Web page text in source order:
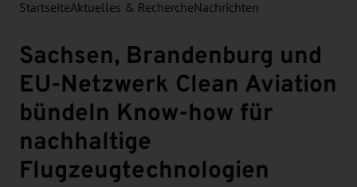
StartseiteAktuelles & RechercheNachrichten
Sachsen, Brandenburg und
EU-Netzwerk Clean Aviation
bündeln Know-how für
nachhaltige
Flugzeugtechnologien